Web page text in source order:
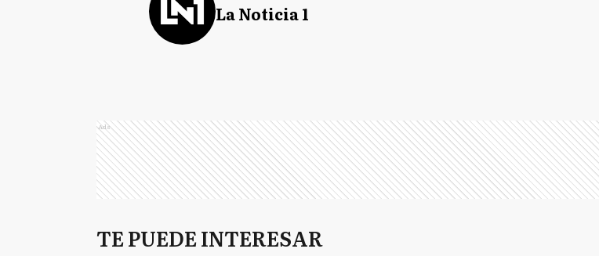
La Noticia 1
Ads
TE PUEDE INTERESAR